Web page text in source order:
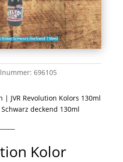
696105
| JVR Revolution Kolors 130ml
deckend 130ml
Kolor